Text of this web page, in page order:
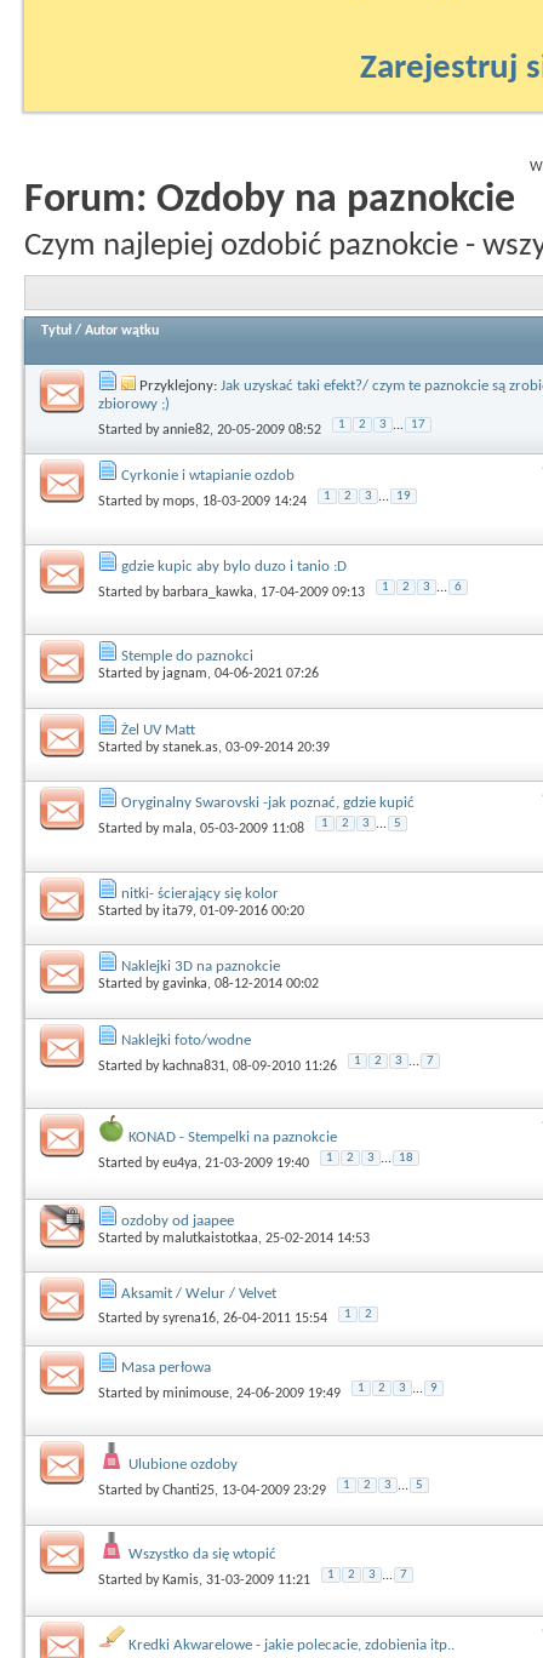
Zarejestruj
Forum: Ozdoby na paznokcie
Czym najlepiej ozdobić paznokcie -
Tytuł / Autor wątku
Przyklejony: Jak uzyskać taki efekt?/ czym te paznokcie są
zbiorowy ;)
Started byannie82, 20-05-2009 08:52 1 2 3 ... 17
Cyrkonie i wtapianie ozdob
Started bymops, 18-03-2009 14:24 1 2 3 ... 19
gdzie kupic aby bylo duzo i tanio :D
Started by barbara_kawka, 17-04-2009 09:13 1 2 3 ... 6
Stemple do paznokci
Started by jagnam, 04-06-2021 07:26
Żel UV Matt
Started bystanek.as, 03-09-2014 20:39
Oryginalny Swarovski -jak poznać, gdzie kupić
Started bymala, 05-03-2009 11:08 1 2 3 ... 5
nitki- ścierający się kolor
Started byita79, 01-09-2016 00:20
Naklejki 3D na paznokcie
Started bygavinka, 08-12-2014 00:02
Naklejki foto/wodne
Started by kachna831, 08-09-2010 11:26 1 2 3 ... 7
KONAD - Stempelki na paznokcie
Started byeu4ya, 21-03-2009 19:40 1 2 3 ... 18
ozdoby od jaapee
Started bymalutkaistotkaa, 25-02-2014 14:53
Aksamit / Welur / Velvet
Started bysyrena16, 26-04-2011 15:54 1 2
Masa perłowa
Started byminimouse, 24-06-2009 19:49 1 2 3 ... 9
Ulubione ozdoby
Started byChanti25, 13-04-2009 23:29 1 2 3 ... 5
Wszystko da się wtopić
Started byKamis, 31-03-2009 11:21 1 2 3 ... 7
Kredki Akwarelowe - jakie polecacie, zdobienia itp..